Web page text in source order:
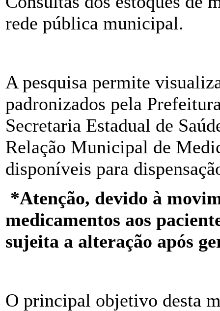
rede pública municipal.
A pesquisa permite
padronizados pela
Secretaria Estadual de
Relação Municipal de
disponíveis para
*Atenção, devido à
medicamentos aos
sujeita a alteração após
O principal objetivo desta